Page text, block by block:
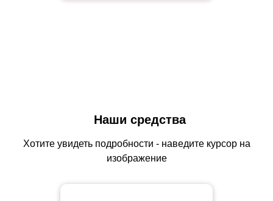
Наши средства
Хотите увидеть подробности - наведите курсор на
изображение